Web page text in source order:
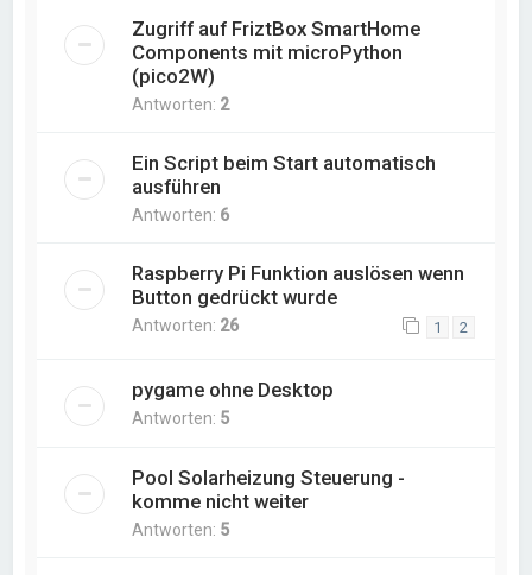
Zugriff auf FriztBox SmartHome
Components mit microPython
(pico2W)
Antworten: 2
Ein Script beim Start automatisch
ausführen
Antworten: 6
Raspberry Pi Funktion auslösen wenn
Button gedrückt wurde
Antworten: 26 1 2
pygame ohne Desktop
Antworten: 5
Pool Solarheizung Steuerung -
komme nicht weiter
Antworten: 5